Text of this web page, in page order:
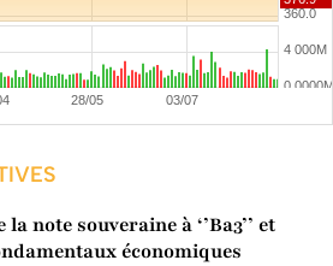
note souveraine à ‘’Ba3’’ et
économiques